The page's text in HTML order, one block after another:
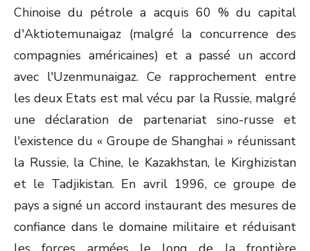
Chinoise du pétrole a acquis 60 % du capital
d'Aktiotemunaigaz (malgré la concurrence des
compagnies américaines) et a passé un accord
avec l'Uzenmunaigaz. Ce rapprochement entre
les deux Etats est mal vécu par la Russie, malgré
une déclaration de partenariat sino-russe et
l'existence du « Groupe de Shanghai » réunissant
la Russie, la Chine, le Kazakhstan, le Kirghizistan
et le Tadjikistan. En avril 1996, ce groupe de
pays a signé un accord instaurant des mesures de
confiance dans le domaine militaire et réduisant